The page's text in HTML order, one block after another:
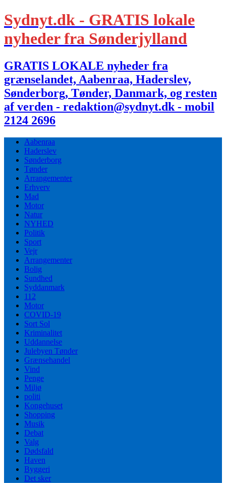
Sydnyt.dk - GRATIS lokale
nyheder fra Sønderjylland
GRATIS LOKALE nyheder fra
grænselandet, Aabenraa, Haderslev,
Sønderborg, Tønder, Danmark, og resten
af verden - redaktion@sydnyt.dk - mobil
2124 2696
Aabenraa
Haderslev
Sønderborg
Tønder
Arrangementer
Erhverv
Mad
Motor
Natur
NYHED
Politik
Sport
Vejr
Arrangementer
Bolig
Sundhed
Syddanmark
112
Motor
COVID-19
Sort Sol
Kriminalitet
Uddannelse
Julebyen Tønder
Grænsehandel
Vind
Penge
Miljø
politi
Kongehuset
Shopping
Musik
Debat
Valg
Dødsfald
Haven
Byggeri
Det sker